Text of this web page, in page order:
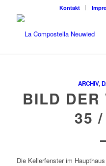
Kontakt
ARCHIV,
BILD DER
35
Die Kellerfenster im